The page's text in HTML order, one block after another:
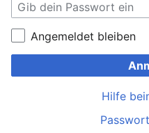
Angemeldet bleiben
Hilfe